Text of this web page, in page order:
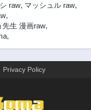
前
前
前
raw, マッシュル raw,
,
先生 漫画raw,
,
Privacy Policy